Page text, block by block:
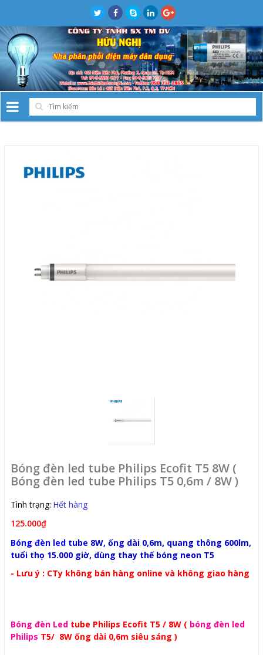
Bóng đèn led tube Philips Ecofit T5 8W (
Bóng đèn led tube Philips T5 0,6m / 8W )
Tình trạng: Hết hàng
125.000₫
Bóng đèn led tube 8W, ống dài 0,6m, quang thông 600lm,
tuổi thọ 15.000 giờ, dùng thay thế bóng neon T5
- Lưu ý : CTy không bán hàng online và không giao hàng
Bóng đèn Led tube Philips Ecofit T5 / 8W ( bóng đèn led
Philips T5/ 8W ống dài 0,6m siêu sáng )